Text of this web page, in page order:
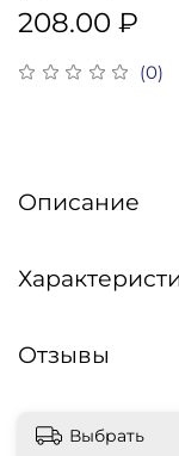
(0)
208.00 ₽
Описание
Отзывы
Выбрать